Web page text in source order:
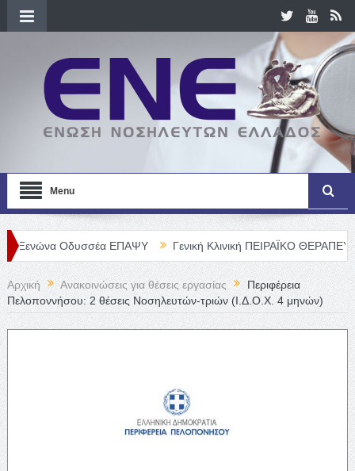
Menu
Οδυσσέα ΕΠΑΨΥ Γενική Κλινική ΠΕΙΡΑΪΚΟ ΘΕΡΑΠΕΥΤΗΡΙΟ Α.
Αρχική Ανακοινώσεις για θέσεις εργασίας
Περιφέρεια
Πελοποννήσου: 2 θέσεις Νοσηλευτών-τριών (Ι.Δ.Ο.Χ. 4 μηνών)